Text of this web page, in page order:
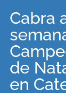
Cabra
de
en